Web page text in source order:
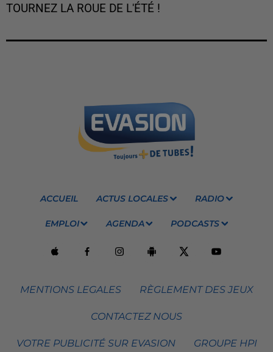
TOURNEZ LA ROUE DE L'ÉTÉ !
ACCUEIL ACTUS LOCALES RADIO
EMPLOI AGENDA PODCASTS
MENTIONS LEGALES RÈGLEMENT DES JEUX
CONTACTEZ NOUS
VOTRE PUBLICITÉ SUR EVASION GROUPE HPI